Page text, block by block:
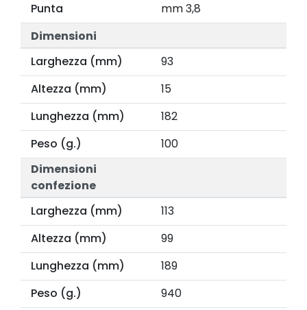
Punta
mm 3,8
Dimensioni
Larghezza (mm)
93
Altezza (mm)
15
Lunghezza (mm)
182
Peso (g.)
100
Dimensioni
confezione
Larghezza (mm)
113
Altezza (mm)
99
Lunghezza (mm)
189
Peso (g.)
940